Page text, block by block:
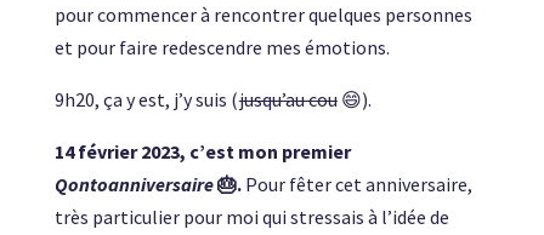
pour commencer à rencontrer quelques personnes
et pour faire redescendre mes émotions.
9h20, ça y est, j’y suis (jusqu’au cou😄).
14 février 2023, c’est mon premier
Qontoanniversaire🎂.Pour fêter cet anniversaire,
très particulier pour moi qui stressais à l’idée de